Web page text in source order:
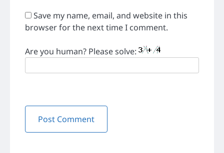
Save my name, email, and website in this
browser for the next time I comment.
Are you human? Please solve: